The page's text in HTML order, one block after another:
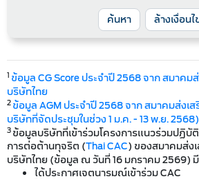
ค้นหา
ล้างเงื่อนไ
1 ข้อมูล CG Score ประจำปี 2568 จาก สมาคม
บริษัทไทย
2ข้อมูล AGM ประจำปี 2568 จาก สมาคมส่งเ
บริษัทที่จัดประชุมในช่วง 1 ม.ค. - 13 พ.ย. 2568)
3ข้อมูลบริษัทที่เข้าร่วมโครงการแนวร่วมปฏิบั
การต่อต้านทุจริต (Thai CAC) ของสมาคมส่ง
บริษัทไทย (ข้อมูล ณ วันที่ 16 มกราคม 2569)
ได้ประกาศเจตนารมณ์เข้าร่วม CAC